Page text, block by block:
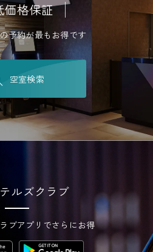
価格保証
予約が最もお得です
空室検索
ルズクラブ
ブアプリでさらにお得